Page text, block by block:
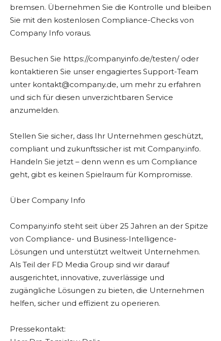
bremsen. Übernehmen Sie die Kontrolle und bleiben
Sie mit den kostenlosen Compliance-Checks von
Company Info voraus.
Besuchen Sie https://companyinfo.de/testen/ oder
kontaktieren Sie unser engagiertes Support-Team
unter kontakt@company.de, um mehr zu erfahren
und sich für diesen unverzichtbaren Service
anzumelden.
Stellen Sie sicher, dass Ihr Unternehmen geschützt,
compliant und zukunftssicher ist mit Company.info.
Handeln Sie jetzt – denn wenn es um Compliance
geht, gibt es keinen Spielraum für Kompromisse.
Über Company Info
Company.info steht seit über 25 Jahren an der Spitze
von Compliance- und Business-Intelligence-
Lösungen und unterstützt weltweit Unternehmen.
Als Teil der FD Media Group sind wir darauf
ausgerichtet, innovative, zuverlässige und
zugängliche Lösungen zu bieten, die Unternehmen
helfen, sicher und effizient zu operieren.
Pressekontakt: